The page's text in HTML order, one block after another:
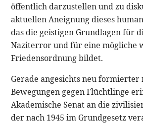
öffentlich darzustellen und zu
aktuellen Aneignung dieses
das die geistigen Grundlagen für
Naziterror und für eine mögliche
Friedensordnung bildet.
Gerade angesichts neu formierter
Bewegungen gegen Flüchtlinge
Akademische Senat an die
der nach 1945 im Grundgesetz